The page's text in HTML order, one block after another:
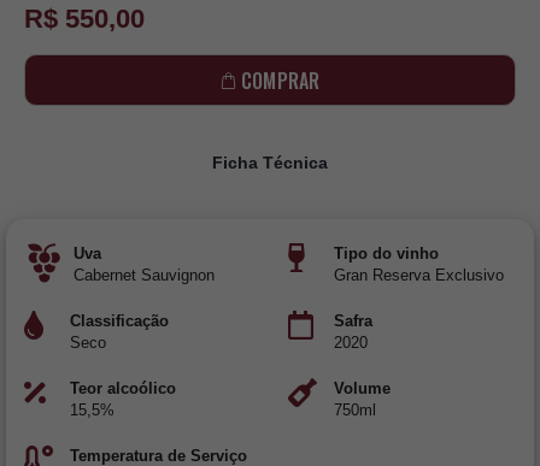
R$ 550,00
COMPRAR
Ficha Técnica
Uva
Cabernet Sauvignon
Tipo do vinho
Gran Reserva Exclusivo
Classificação
Seco
Safra
2020
Teor alcoólico
15,5%
Volume
750ml
Temperatura de Serviço